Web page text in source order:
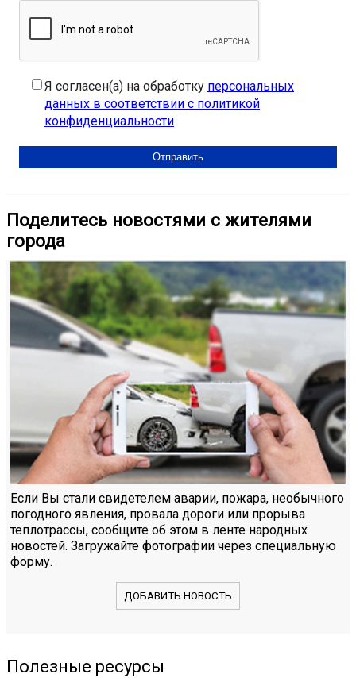
Я согласен(а) на обработку персональных
данных в соответствии с политикой
конфиденциальности
Поделитесь новостями с жителями
города
Если Вы стали свидетелем аварии, пожара, необычного
погодного явления, провала дороги или прорыва
теплотрассы, сообщите об этом в ленте народных
новостей. Загружайте фотографии через специальную
форму.
ДОБАВИТЬ НОВОСТЬ
Полезные ресурсы